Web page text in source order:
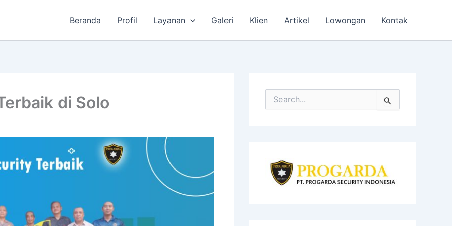
Beranda Profil Layanan Galeri Klien Artikel Lowongan Kontak
di Solo
e